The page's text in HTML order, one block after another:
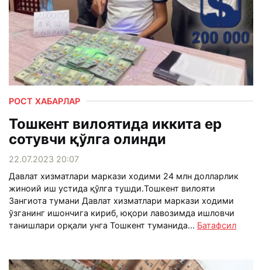
РОСТ ХАБАРЛАР
Тошкент вилоятида иккита ер
сотувчи қўлга олинди
22.07.2023 20:07
Давлат хизматлари маркази ходими 24 млн долларлик
жиноий иш устида қўлга тушди.Тошкент вилояти
Зангиота тумани Давлат хизматлари маркази ходими
ўзганинг ишончига кириб, юқори лавозимда ишловчи
танишлари орқали унга Тошкент туманида... Батафсил